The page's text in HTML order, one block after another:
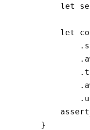
        let
        let
            .
            .
            .
    }